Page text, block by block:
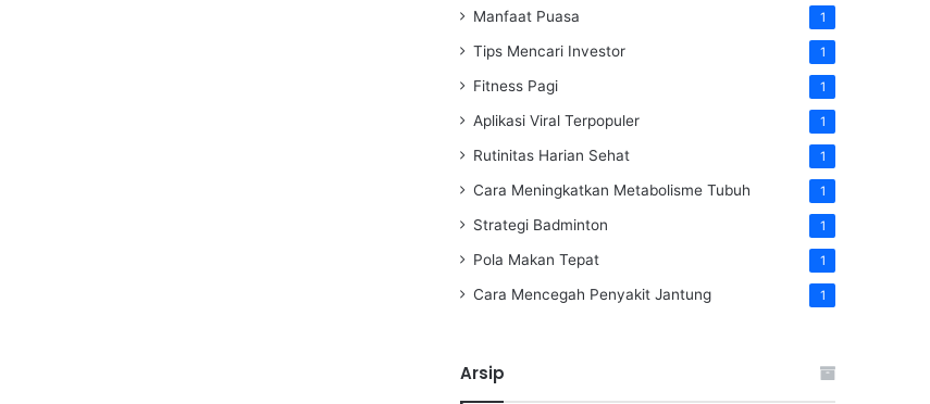
Manfaat Puasa 1
Tips Mencari Investor 1
Fitness Pagi 1
Aplikasi Viral Terpopuler 1
Rutinitas Harian Sehat 1
Cara Meningkatkan Metabolisme Tubuh 1
Strategi Badminton 1
Pola Makan Tepat 1
Cara Mencegah Penyakit Jantung 1
Arsip